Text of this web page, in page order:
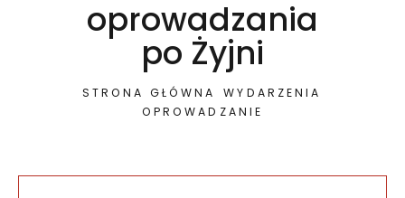
oprowadzania
po Żyjni
STRONA GŁÓWNA
WYDARZENIA
OPROWADZANIE